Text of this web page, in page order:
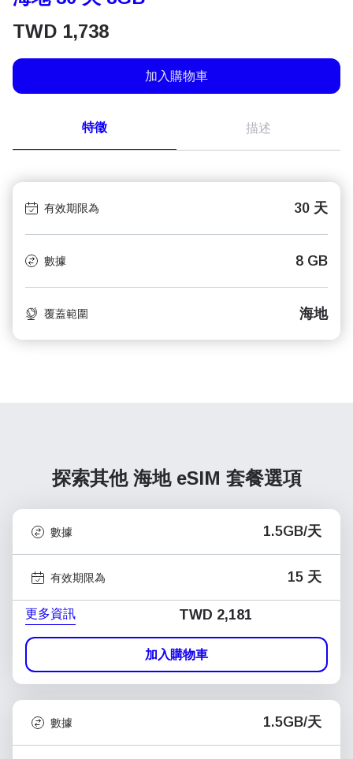
TWD 1,738
加入購物車
特徵 描述
有效期限為 30 天
數據 8 GB
覆蓋範圍 海地
探索其他 海地 eSIM 套餐選項
數據 1.5GB/天
有效期限為 15 天
更多資訊 TWD 2,181
加入購物車
數據 1.5GB/天